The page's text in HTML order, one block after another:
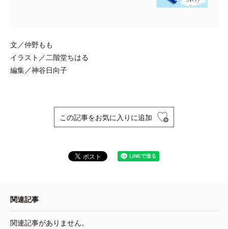
文／仲野もも
イラスト／二階堂ちはる
編集／神谷日向子
この記事をお気に入りに追加
関連記事
関連記事がありません。